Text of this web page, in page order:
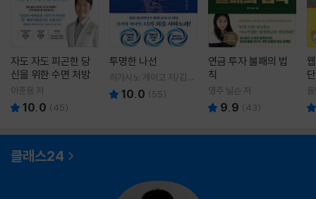
자도 자도 피곤한 당
신을 위한 수면 처방
이준용 저
10.0 (45)
투명한 나선
히가시노 게이고 저/김선
영 역10.0 (55)
연금 투자 불패의 법
칙
영주 닐슨 저
9.9 (43)
클래스24